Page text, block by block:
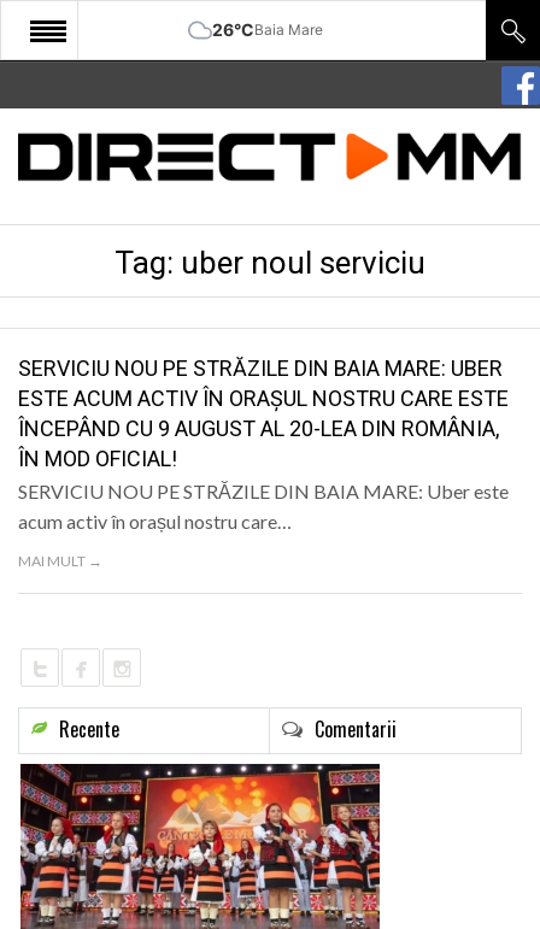
26°CBaia Mare
START
COMUNITATE
CULTURA
SANATATE
SPORT
SPECIAL
LIFE
Tag: uber noul serviciu
SERVICIU NOU PE STRĂZILE DIN BAIA MARE: UBER
ESTE ACUM ACTIV ÎN ORAȘUL NOSTRU CARE ESTE
ÎNCEPÂND CU 9 AUGUST AL 20-LEA DIN ROMÂNIA,
ÎN MOD OFICIAL!
SERVICIU NOU PE STRĂZILE DIN BAIA MARE: Uber este
acum activ în orașul nostru care…
MAI MULT →
Recente Comentarii